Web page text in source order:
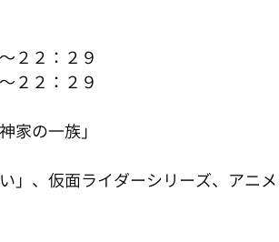
２２：２９
２２：２９
家の一族」
」、仮面ライダーシリーズ、アニ